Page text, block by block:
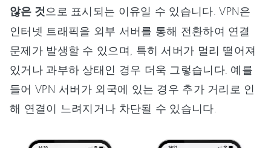
않은 것으로 표시되는 이유일 수 있습니다. VPN은
인터넷 트래픽을 외부 서버를 통해 전환하여 연결
문제가 발생할 수 있으며, 특히 서버가 멀리 떨어져
있거나 과부하 상태인 경우 더욱 그렇습니다. 예를
들어 VPN 서버가 외국에 있는 경우 추가 거리로 인
해 연결이 느려지거나 차단될 수 있습니다.